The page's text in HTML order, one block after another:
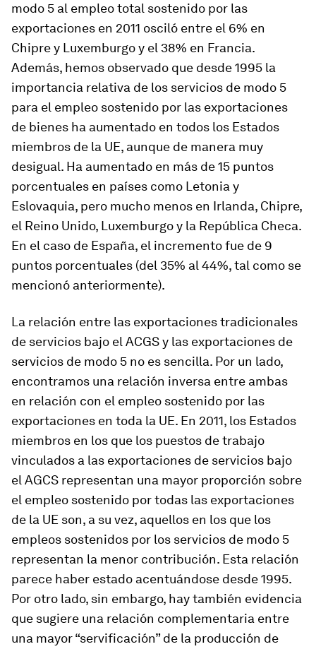
modo 5 al empleo total sostenido por las
exportaciones en 2011 osciló entre el 6% en
Chipre y Luxemburgo y el 38% en Francia.
Además, hemos observado que desde 1995 la
importancia relativa de los servicios de modo 5
para el empleo sostenido por las exportaciones
de bienes ha aumentado en todos los Estados
miembros de la UE, aunque de manera muy
desigual. Ha aumentado en más de 15 puntos
porcentuales en países como Letonia y
Eslovaquia, pero mucho menos en Irlanda, Chipre,
el Reino Unido, Luxemburgo y la República Checa.
En el caso de España, el incremento fue de 9
puntos porcentuales (del 35% al 44%, tal como se
mencionó anteriormente).
La relación entre las exportaciones tradicionales
de servicios bajo el ACGS y las exportaciones de
servicios de modo 5 no es sencilla. Por un lado,
encontramos una relación inversa entre ambas
en relación con el empleo sostenido por las
exportaciones en toda la UE. En 2011, los Estados
miembros en los que los puestos de trabajo
vinculados a las exportaciones de servicios bajo
el AGCS representan una mayor proporción sobre
el empleo sostenido por todas las exportaciones
de la UE son, a su vez, aquellos en los que los
empleos sostenidos por los servicios de modo 5
representan la menor contribución. Esta relación
parece haber estado acentuándose desde 1995.
Por otro lado, sin embargo, hay también evidencia
que sugiere una relación complementaria entre
una mayor “servificación” de la producción de